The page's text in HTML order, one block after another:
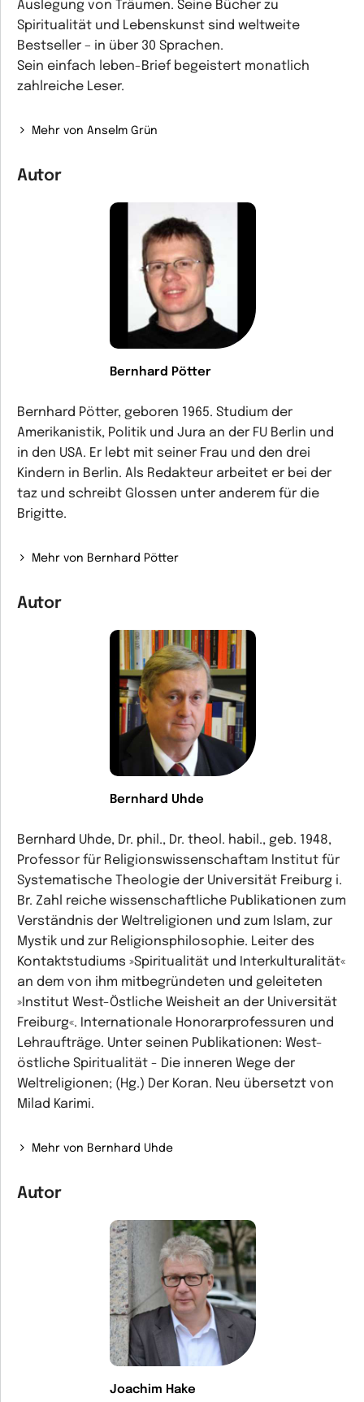
Auslegung von Träumen. Seine Bücher zu
Spiritualität und Lebenskunst sind weltweite
Bestseller – in über 30 Sprachen.
Sein einfach leben-Brief begeistert monatlich
zahlreiche Leser.
Mehr von Anselm Grün
Autor
Bernhard Pötter
Bernhard Pötter, geboren 1965. Studium der
Amerikanistik, Politik und Jura an der FU Berlin und
in den USA. Er lebt mit seiner Frau und den drei
Kindern in Berlin. Als Redakteur arbeitet er bei der
taz und schreibt Glossen unter anderem für die
Brigitte.
Mehr von Bernhard Pötter
Autor
Bernhard Uhde
Bernhard Uhde, Dr. phil., Dr. theol. habil., geb. 1948,
Professor für Religionswissenschaftam Institut für
Systematische Theologie der Universität Freiburg i.
Br. Zahl reiche wissenschaftliche Publikationen zum
Verständnis der Weltreligionen und zum Islam, zur
Mystik und zur Religionsphilosophie. Leiter des
Kontaktstudiums »Spiritualität und Interkulturalität«
an dem von ihm mitbegründeten und geleiteten
»Institut West-Östliche Weisheit an der Universität
Freiburg«. Internationale Honorarprofessuren und
Lehraufträge. Unter seinen Publikationen: West-
östliche Spiritualität - Die inneren Wege der
Weltreligionen; (Hg.) Der Koran. Neu übersetzt von
Milad Karimi.
Mehr von Bernhard Uhde
Autor
Joachim Hake